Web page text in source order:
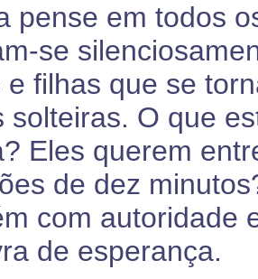
pense em todos
se
e filhas que se
solteiras. O que
Eles querem
de dez
com autoridade
de esperança.